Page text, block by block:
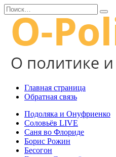
Перейти
к
содержанию
Search
for:
Главная страница
Обратная связь
Подоляка и Онуфриенко
Соловьёв LIVE
Саня во Флориде
Борис Рожин
Бесогон